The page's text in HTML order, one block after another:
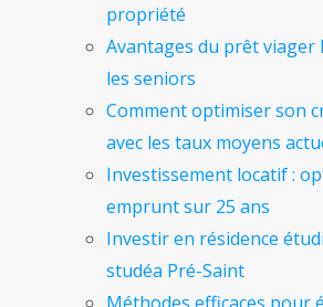
propriété
Avantages du prêt
les seniors
Comment optimiser son
avec les taux moyens
Investissement locatif :
emprunt sur 25 ans
Investir en résidence
studéa Pré-Saint